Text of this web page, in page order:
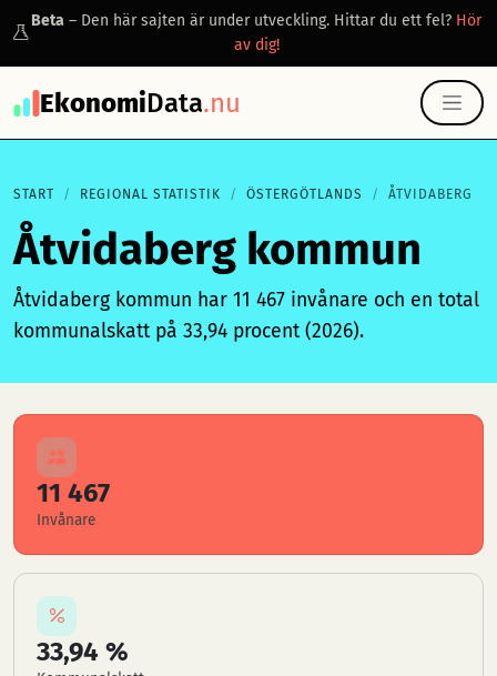
Beta – Den här sajten är under utveckling. Hittar du ett fel? Hör
av dig!
EkonomiData.nu
START REGIONAL STATISTIK ÖSTERGÖTLANDS ÅTVIDABERG
Åtvidaberg kommun
Åtvidaberg kommun har 11 467 invånare och en total
kommunalskatt på 33,94 procent (2026).
11 467
Invånare
33,94 %